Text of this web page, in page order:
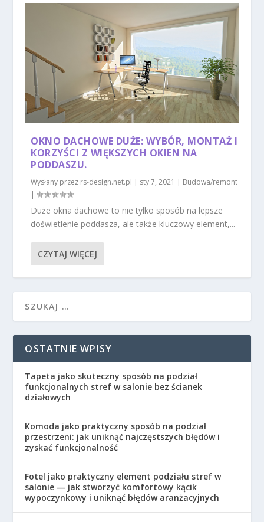
OKNO DACHOWE DUŻE: WYBÓR, MONTAŻ I
KORZYŚCI Z WIĘKSZYCH OKIEN NA
PODDASZU.
Wysłany przez rs-design.net.pl | sty 7, 2021 | Budowa/remont
|
Duże okna dachowe to nie tylko sposób na lepsze
doświetlenie poddasza, ale także kluczowy element,...
CZYTAJ WIĘCEJ
OSTATNIE WPISY
Tapeta jako skuteczny sposób na podział
funkcjonalnych stref w salonie bez ścianek
działowych
Komoda jako praktyczny sposób na podział
przestrzeni: jak uniknąć najczęstszych błędów i
zyskać funkcjonalność
Fotel jako praktyczny element podziału stref w
salonie — jak stworzyć komfortowy kącik
wypoczynkowy i uniknąć błędów aranżacyjnych